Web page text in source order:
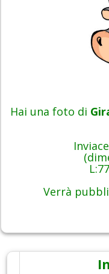
Hai una foto di
Verrà